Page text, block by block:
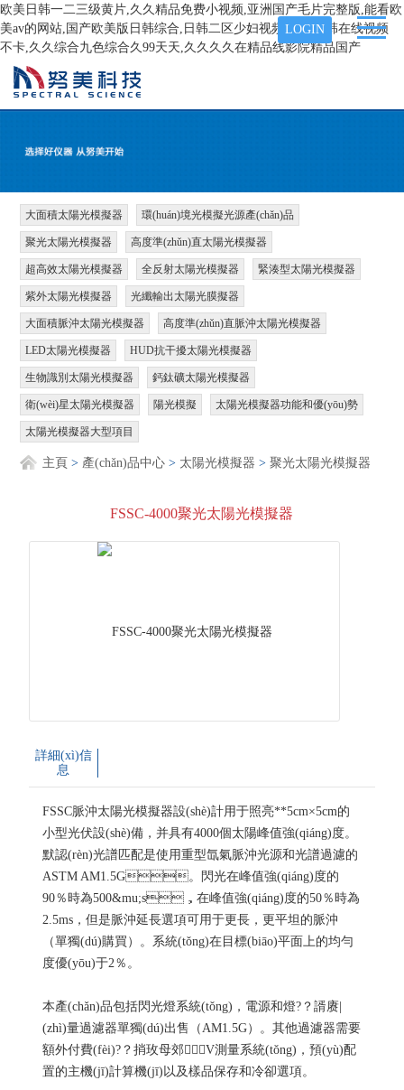
欧美日韩一二三级黄片,久久精品免费小视频,亚洲国产毛片完整版,能看欧
美av的网站,国产欧美版日韩综合,日韩二区少妇视频在线,日韩在线视频
不卡,久久综合九色综合久99天天,久久久久在精品线影院精品国产
LOGIN
大面積太陽光模擬器 環(huán)境光模擬光源產(chǎn)品
聚光太陽光模擬器 高度準(zhǔn)直太陽光模擬器
超高效太陽光模擬器 全反射太陽光模擬器 緊湊型太陽光模擬器
紫外太陽光模擬器 光纖輸出太陽光膜擬器
大面積脈沖太陽光模擬器 高度準(zhǔn)直脈沖太陽光模擬器
LED太陽光模擬器 HUD抗干擾太陽光模擬器
生物識別太陽光模擬器 鈣鈦礦太陽光模擬器
衛(wèi)星太陽光模擬器 陽光模擬 太陽光模擬器功能和優(yōu)勢
太陽光模擬器大型項目
主頁 > 產(chǎn)品中心 > 太陽光模擬器 >聚光太陽光模擬器
FSSC-4000聚光太陽光模擬器
詳細(xì)信
息
FSSC脈沖太陽光模擬器設(shè)計用于照亮**5cm×5cm的
小型光伏設(shè)備，并具有4000個太陽峰值強(qiáng)度。
默認(rèn)光譜匹配是使用重型氙氣脈沖光源和光譜過濾的
ASTM AM1.5G。閃光在峰值強(qiáng)度的
90％時為500&mu;s，在峰值強(qiáng)度的50％時為
2.5ms，但是脈沖延長選項可用于更長，更平坦的脈沖
（單獨(dú)購買）。系統(tǒng)在目標(biāo)平面上的均勻
度優(yōu)于2％。
本產(chǎn)品包括閃光燈系統(tǒng)，電源和燈?？諝赓|
(zhì)量過濾器單獨(dú)出售（AM1.5G）。其他過濾器需要
額外付費(fèi)?？捎玫母郊↖V測量系統(tǒng)，預(yù)配
置的主機(jī)計算機(jī)以及樣品保存和冷卻選項。